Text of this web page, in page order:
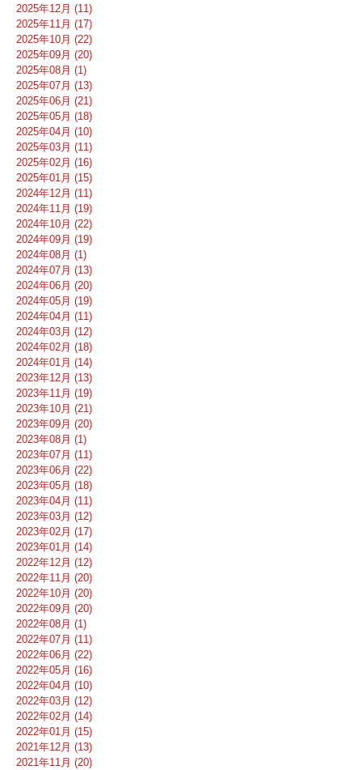
2025年12月 (11)
2025年11月 (17)
2025年10月 (22)
2025年09月 (20)
2025年08月 (1)
2025年07月 (13)
2025年06月 (21)
2025年05月 (18)
2025年04月 (10)
2025年03月 (11)
2025年02月 (16)
2025年01月 (15)
2024年12月 (11)
2024年11月 (19)
2024年10月 (22)
2024年09月 (19)
2024年08月 (1)
2024年07月 (13)
2024年06月 (20)
2024年05月 (19)
2024年04月 (11)
2024年03月 (12)
2024年02月 (18)
2024年01月 (14)
2023年12月 (13)
2023年11月 (19)
2023年10月 (21)
2023年09月 (20)
2023年08月 (1)
2023年07月 (11)
2023年06月 (22)
2023年05月 (18)
2023年04月 (11)
2023年03月 (12)
2023年02月 (17)
2023年01月 (14)
2022年12月 (12)
2022年11月 (20)
2022年10月 (20)
2022年09月 (20)
2022年08月 (1)
2022年07月 (11)
2022年06月 (22)
2022年05月 (16)
2022年04月 (10)
2022年03月 (12)
2022年02月 (14)
2022年01月 (15)
2021年12月 (13)
2021年11月 (20)